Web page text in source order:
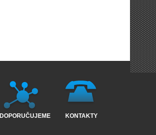
DOPORUČUJEME KONTAKTY